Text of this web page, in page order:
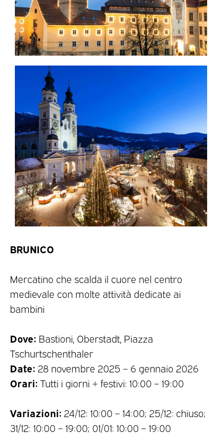
BRUNICO
Mercatino che scalda il cuore nel centro
medievale con molte attività dedicate ai
bambini
Dove: Bastioni, Oberstadt, Piazza
Tschurtschenthaler
Date: 28 novembre 2025 – 6 gennaio 2026
Orari: Tutti i giorni + festivi: 10:00 – 19:00
Variazioni: 24/12: 10:00 – 14:00; 25/12: chiuso;
31/12: 10:00 – 19:00; 01/01: 10:00 – 19:00